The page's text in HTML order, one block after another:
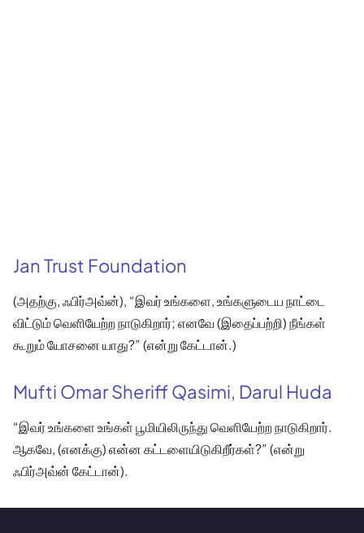
Jan Trust Foundation
(அதற்கு, ஃபிர்அவ்ன்), “இவர் உங்களை, உங்களுடைய நாட்டை
விட்டும் வெளியேற்ற நாடுகிறார்; எனவே (இதைப்பற்றி) நீங்கள்
கூறும் யோசனை யாது?” (என்று கேட்டான்.)
Mufti Omar Sheriff Qasimi, Darul Huda
“இவர் உங்களை உங்கள் பூமியிலிருந்து வெளியேற்ற நாடுகிறார்.
ஆகவே, (எனக்கு) என்ன கட்டளையிடுகிறீர்கள்?” (என்று
ஃபிர்அவ்ன் கேட்டான்).